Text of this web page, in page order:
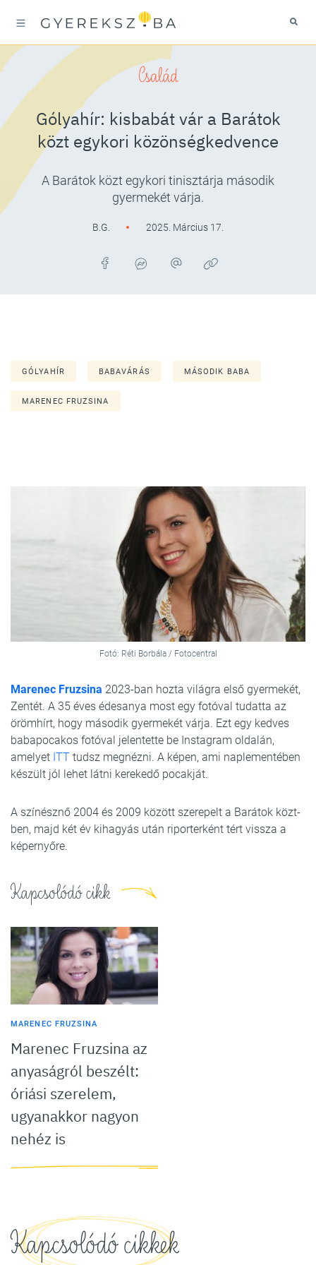
Család
Gólyahír: kisbabát vár a Barátok
közt egykori közönségkedvence
A Barátok közt egykori tinisztárja második
gyermekét várja.
B.G. 2025. Március 17.
GÓLYAHÍR BABAVÁRÁS MÁSODIK BABA
MARENEC FRUZSINA
Fotó: Réti Borbála / Fotocentral
Marenec Fruzsina 2023-ban hozta világra első gyermekét,
Zentét. A 35 éves édesanya most egy fotóval tudatta az
örömhírt, hogy második gyermekét várja. Ezt egy kedves
babapocakos fotóval jelentette be Instagram oldalán,
amelyet ITT tudsz megnézni. A képen, ami naplementében
készült jól lehet látni kerekedő pocakját.
A színésznő 2004 és 2009 között szerepelt a Barátok közt-
ben, majd két év kihagyás után riporterként tért vissza a
képernyőre.
Kapcsolódó cikk
MARENEC FRUZSINA
Marenec Fruzsina az
anyaságról beszélt:
óriási szerelem,
ugyanakkor nagyon
nehéz is
Kapcsolódó cikkek